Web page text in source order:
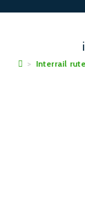
> Interrail